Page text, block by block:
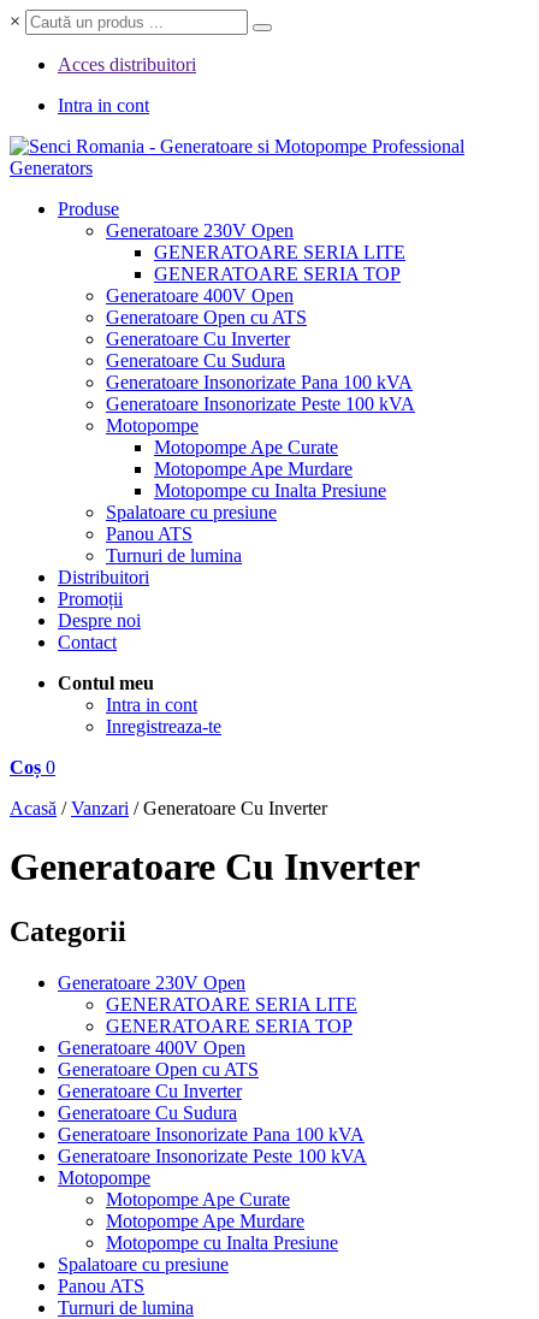
×
Acces distribuitori
Intra in cont
Professional
Generators
Produse
Generatoare 230V Open
GENERATOARE SERIA LITE
GENERATOARE SERIA TOP
Generatoare 400V Open
Generatoare Open cu ATS
Generatoare Cu Inverter
Generatoare Cu Sudura
Generatoare Insonorizate Pana 100 kVA
Generatoare Insonorizate Peste 100 kVA
Motopompe
Motopompe Ape Curate
Motopompe Ape Murdare
Motopompe cu Inalta Presiune
Spalatoare cu presiune
Panou ATS
Turnuri de lumina
Distribuitori
Promoții
Despre noi
Contact
Contul meu
Intra in cont
Inregistreaza-te
Coș 0
Acasă /Vanzari /Generatoare Cu Inverter
Generatoare Cu Inverter
Categorii
Generatoare 230V Open
GENERATOARE SERIA LITE
GENERATOARE SERIA TOP
Generatoare 400V Open
Generatoare Open cu ATS
Generatoare Cu Inverter
Generatoare Cu Sudura
Generatoare Insonorizate Pana 100 kVA
Generatoare Insonorizate Peste 100 kVA
Motopompe
Motopompe Ape Curate
Motopompe Ape Murdare
Motopompe cu Inalta Presiune
Spalatoare cu presiune
Panou ATS
Turnuri de lumina